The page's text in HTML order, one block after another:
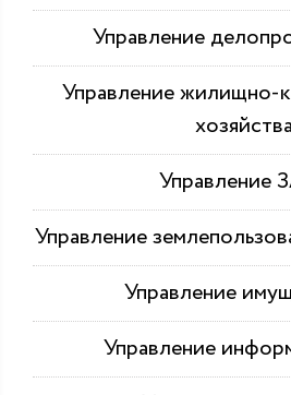
Управление
Управление жилищно-
хозяйства
Управление
Управление
Управление
Управление